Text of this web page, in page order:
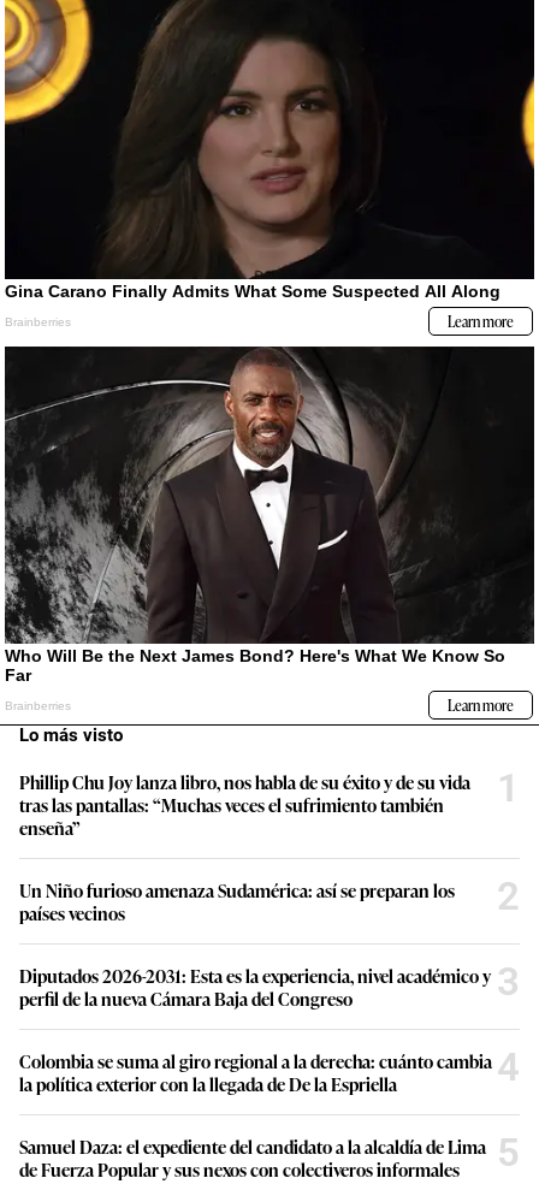
Lo más visto
Phillip Chu Joy lanza libro, nos habla de su éxito y de su vida
tras las pantallas: “Muchas veces el sufrimiento también
enseña”
1
Un Niño furioso amenaza Sudamérica: así se preparan los
países vecinos
2
Diputados 2026-2031: Esta es la experiencia, nivel académico y
perfil de la nueva Cámara Baja del Congreso
3
Colombia se suma al giro regional a la derecha: cuánto cambia
la política exterior con la llegada de De la Espriella
4
Samuel Daza: el expediente del candidato a la alcaldía de Lima
de Fuerza Popular y sus nexos con colectiveros informales
5